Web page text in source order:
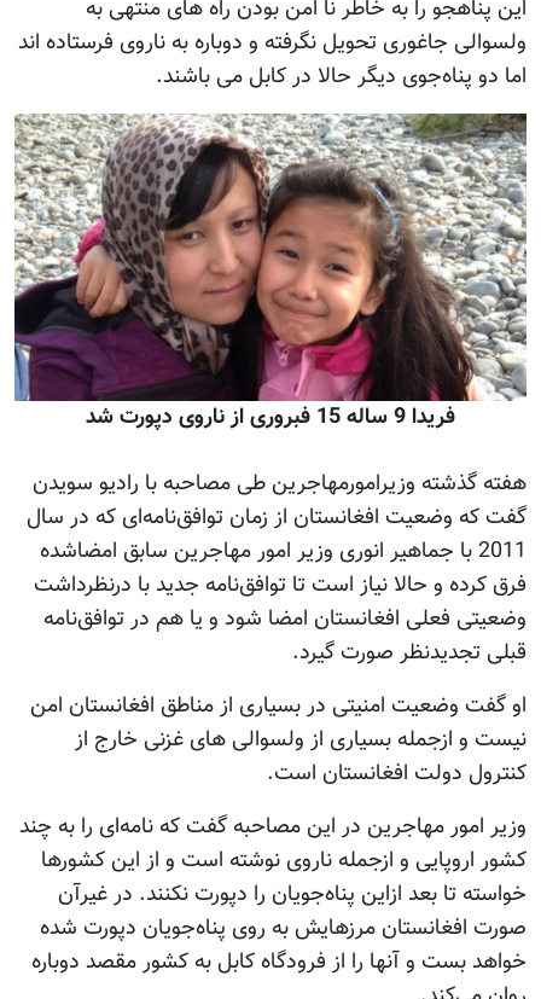
این پناهجو را به خاطر نا امن بودن راه های منتهی به
ولسوالی جاغوری تحویل نگرفته و دوباره به ناروی فرستاده اند
اما دو پناه‌جوی دیگر حالا در کابل می باشند.
فریدا 9 ساله 15 فبروری از ناروی دپورت شد
هفته گذشته وزیرامورمهاجرین طی مصاحبه با رادیو سویدن
گفت که وضعیت افغانستان از زمان توافق‌نامه‌ای که در سال
2011 با جماهیر انوری وزیر امور مهاجرین سابق امضاشده
فرق کرده و حالا نیاز است تا توافق‌نامه جدید با درنظرداشت
وضعیتی فعلی افغانستان امضا شود و یا هم در توافق‌نامه
قبلی تجدیدنظر صورت گیرد.
او گفت وضعیت امنیتی در بسیاری از مناطق افغانستان امن
نیست و ازجمله بسیاری از ولسوالی های غزنی خارج از
کنترول دولت افغانستان است.
وزیر امور مهاجرین در این مصاحبه گفت که نامه‌ای را به چند
کشور اروپایی و ازجمله ناروی نوشته است و از این کشورها
خواسته تا بعد ازاین پناه‌جویان را دپورت نکنند. در غیرآن
صورت افغانستان مرزهایش به روی پناه‌جویان دپورت شده
خواهد بست و آنها را از فرودگاه کابل به کشور مقصد دوباره